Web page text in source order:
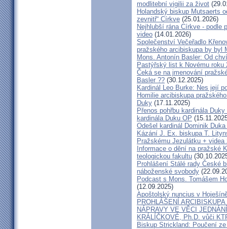
modlitební vigilii za život
Holandský biskup Mutsaerts
zevnitř“ Církve (25.01.2026)
Nejhlubší rána Církve - podle
video (14.01.2026)
Společenství Večeřadlo
pražského arcibiskupa by byl
Mons. Antonín Basler: Od
Pastýřský list k Novému roku
Čeká se na jmenování
Basler ?? (30.12.2025)
Kardinál Leo Burke: Nes její
Homilie arcibiskupa
Duky (17.11.2025)
Přenos pohřbu kardinála
kardinála Duku OP
Odešel kardinál Dominik
Kázání J. Ex. biskupa T.
Pražskému Jezulátku + videa
Informace o dění na pražské
teologickou fakultu
Prohlášení Stálé rady České
náboženské svobody
Podcast s Mons. Tomášem
(12.09.2025)
Apoštolský nuncius v
PROHLÁŠENÍ
NÁPRAVY VE VĚCI
KRÁLÍČKOVÉ, Ph.D. vůči
Biskup Strickland: Poučení